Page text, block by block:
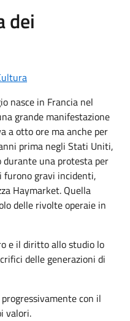
dei
nasce in Francia nel
grande manifestazione
a otto ore ma anche per
prima negli Stati Uniti,
durante una protesta per
gravi incidenti,
Haymarket. Quella
delle rivolte operaie in
e il diritto allo studio lo
delle generazioni di
con il
valori.